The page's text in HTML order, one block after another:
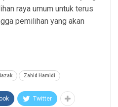
raya umum untuk terus
pemilihan yang akan
Zahid Hamidi
Twitter